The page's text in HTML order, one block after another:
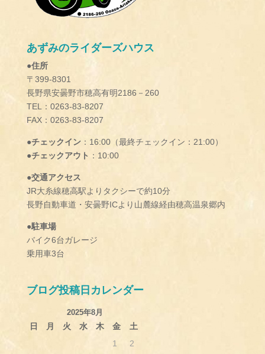
あずみのライダーズハウス
●住所
〒399-8301
長野県安曇野市穂高有明2186－260
TEL：0263-83-8207
FAX：0263-83-8207
●チェックイン：16:00（最終チェックイン：21:00）
●チェックアウト ：10:00
●交通アクセス
JR大糸線穂高駅よりタクシーで約10分
長野自動車道・安曇野ICより山麓線経由穂高温泉郷内
●駐車場
バイク6台ガレージ
乗用車3台
ブログ投稿日カレンダー
2025年8月
日 月 火 水 木 金
土
1
2